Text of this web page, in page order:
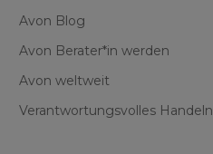
Avon Blog
Avon Berater*in werden
Avon weltweit
Verantwortungsvolles Handeln